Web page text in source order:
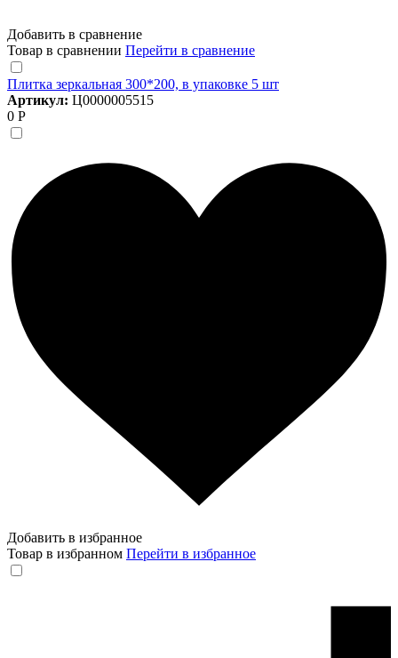
Добавить в сравнение
Товар в сравнении Перейти в сравнение
Плитка зеркальная 300*200, в упаковке 5 шт
Артикул: Ц0000005515
0 Р
Добавить в избранное
Товар в избранном Перейти в избранное